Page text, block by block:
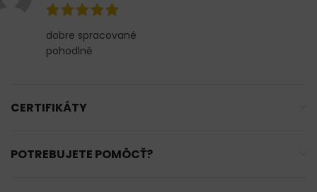
dobre spracované
pohodlné
CERTIFIKÁTY
POTREBUJETE POMÔCŤ?